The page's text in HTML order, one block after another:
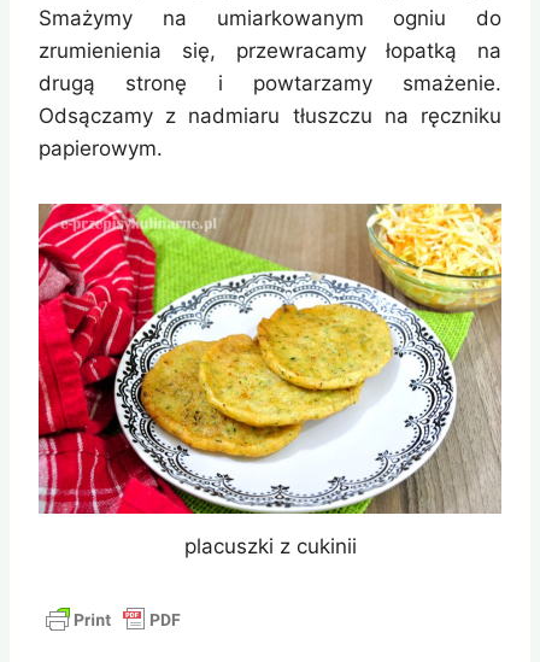
Smażymy na umiarkowanym ogniu do
zrumienienia się, przewracamy łopatką na
drugą stronę i powtarzamy smażenie.
Odsączamy z nadmiaru tłuszczu na ręczniku
papierowym.
placuszki z cukinii